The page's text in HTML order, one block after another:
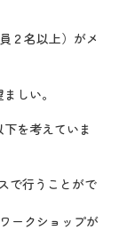
２名以上）がメ
しい。
を考えていま
で行うことがで
ークショップが